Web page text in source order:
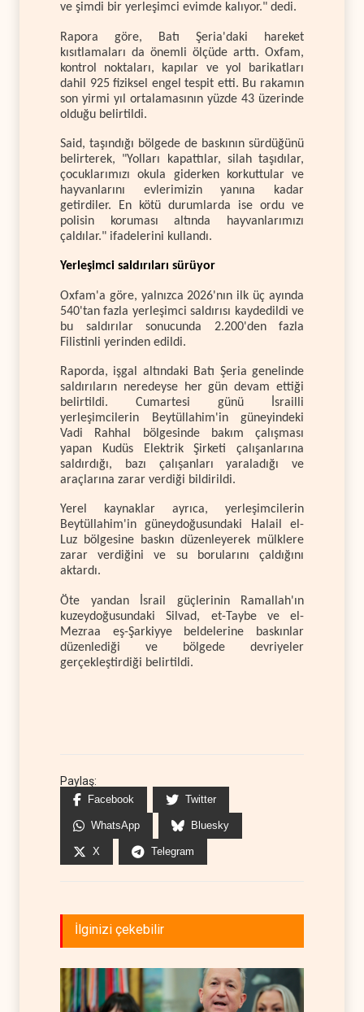
ve şimdi bir yerleşimci evimde kalıyor." dedi.
Rapora göre, Batı Şeria'daki hareket
kısıtlamaları da önemli ölçüde arttı. Oxfam,
kontrol noktaları, kapılar ve yol barikatları
dahil 925 fiziksel engel tespit etti. Bu rakamın
son yirmi yıl ortalamasının yüzde 43 üzerinde
olduğu belirtildi.
Said, taşındığı bölgede de baskının sürdüğünü
belirterek, "Yolları kapattılar, silah taşıdılar,
çocuklarımızı okula giderken korkuttular ve
hayvanlarını evlerimizin yanına kadar
getirdiler. En kötü durumlarda ise ordu ve
polisin koruması altında hayvanlarımızı
çaldılar." ifadelerini kullandı.
Yerleşimci saldırıları sürüyor
Oxfam'a göre, yalnızca 2026'nın ilk üç ayında
540'tan fazla yerleşimci saldırısı kaydedildi ve
bu saldırılar sonucunda 2.200'den fazla
Filistinli yerinden edildi.
Raporda, işgal altındaki Batı Şeria genelinde
saldırıların neredeyse her gün devam ettiği
belirtildi. Cumartesi günü İsrailli
yerleşimcilerin Beytüllahim'in güneyindeki
Vadi Rahhal bölgesinde bakım çalışması
yapan Kudüs Elektrik Şirketi çalışanlarına
saldırdığı, bazı çalışanları yaraladığı ve
araçlarına zarar verdiği bildirildi.
Yerel kaynaklar ayrıca, yerleşimcilerin
Beytüllahim'in güneydoğusundaki Halail el-
Luz bölgesine baskın düzenleyerek mülklere
zarar verdiğini ve su borularını çaldığını
aktardı.
Öte yandan İsrail güçlerinin Ramallah'ın
kuzeydoğusundaki Silvad, et-Taybe ve el-
Mezraa eş-Şarkiyye beldelerine baskınlar
düzenlediği ve bölgede devriyeler
gerçekleştirdiği belirtildi.
Paylaş:
Facebook Twitter
WhatsApp Bluesky
X Telegram
İlginizi çekebilir